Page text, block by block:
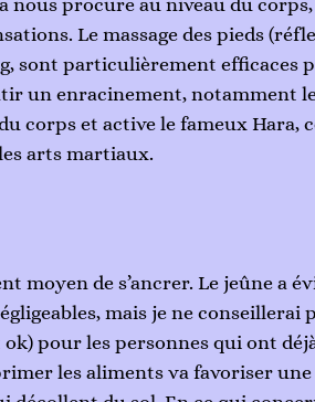
nous procure au niveau du
Le massage des pieds
sont particulièrement efficaces
un enracinement, notamment
corps et active le fameux Hara,
arts martiaux.
moyen de s’ancrer. Le jeûne a
mais je ne conseillerai
pour les personnes qui ont
les aliments va favoriser